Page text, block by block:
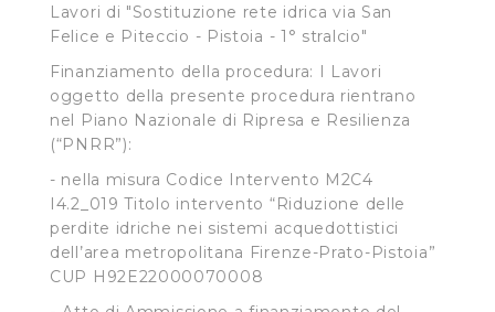
Lavori di "Sostituzione rete idrica via San
Felice e Piteccio - Pistoia - 1° stralcio"
Finanziamento della procedura: I Lavori
oggetto della presente procedura rientrano
nel Piano Nazionale di Ripresa e Resilienza
(“PNRR”):
- nella misura Codice Intervento M2C4
I4.2_019 Titolo intervento “Riduzione delle
perdite idriche nei sistemi acquedottistici
dell’area metropolitana Firenze-Prato-Pistoia”
CUP H92E22000070008